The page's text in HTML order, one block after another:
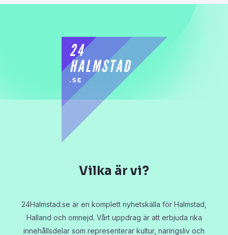
Vilka är vi?
24Halmstad.se är en komplett nyhetskälla för Halmstad,
Halland och omnejd. Vårt uppdrag är att erbjuda rika
innehållsdelar som representerar kultur, näringsliv och